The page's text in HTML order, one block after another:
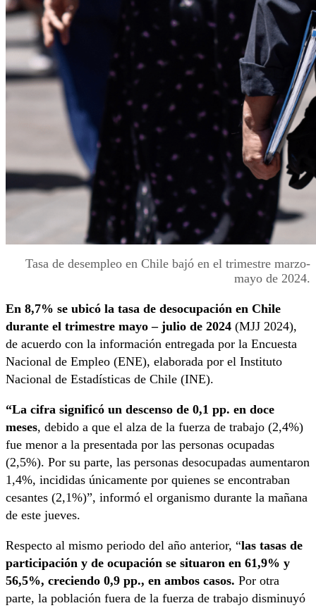
Tasa de desempleo en Chile bajó en el trimestre marzo-
mayo de 2024.
En 8,7% se ubicó la tasa de desocupación en Chile
durante el trimestre mayo – julio de 2024 (MJJ 2024),
de acuerdo con la información entregada por la Encuesta
Nacional de Empleo (ENE), elaborada por el Instituto
Nacional de Estadísticas de Chile (INE).
“La cifra significó un descenso de 0,1 pp. en doce
meses, debido a que el alza de la fuerza de trabajo (2,4%)
fue menor a la presentada por las personas ocupadas
(2,5%). Por su parte, las personas desocupadas aumentaron
1,4%, incididas únicamente por quienes se encontraban
cesantes (2,1%)”, informó el organismo durante la mañana
de este jueves.
Respecto al mismo periodo del año anterior, “las tasas de
participación y de ocupación se situaron en 61,9% y
56,5%, creciendo 0,9 pp., en ambos casos. Por otra
parte, la población fuera de la fuerza de trabajo disminuyó